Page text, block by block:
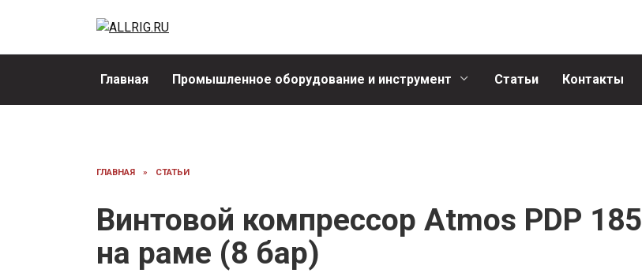
Главная Промышленное оборудование и инструмент Статьи Контакты
ГЛАВНАЯ » СТАТЬИ
Винтовой компрессор Atmos PDP 185
на раме (8 бар)